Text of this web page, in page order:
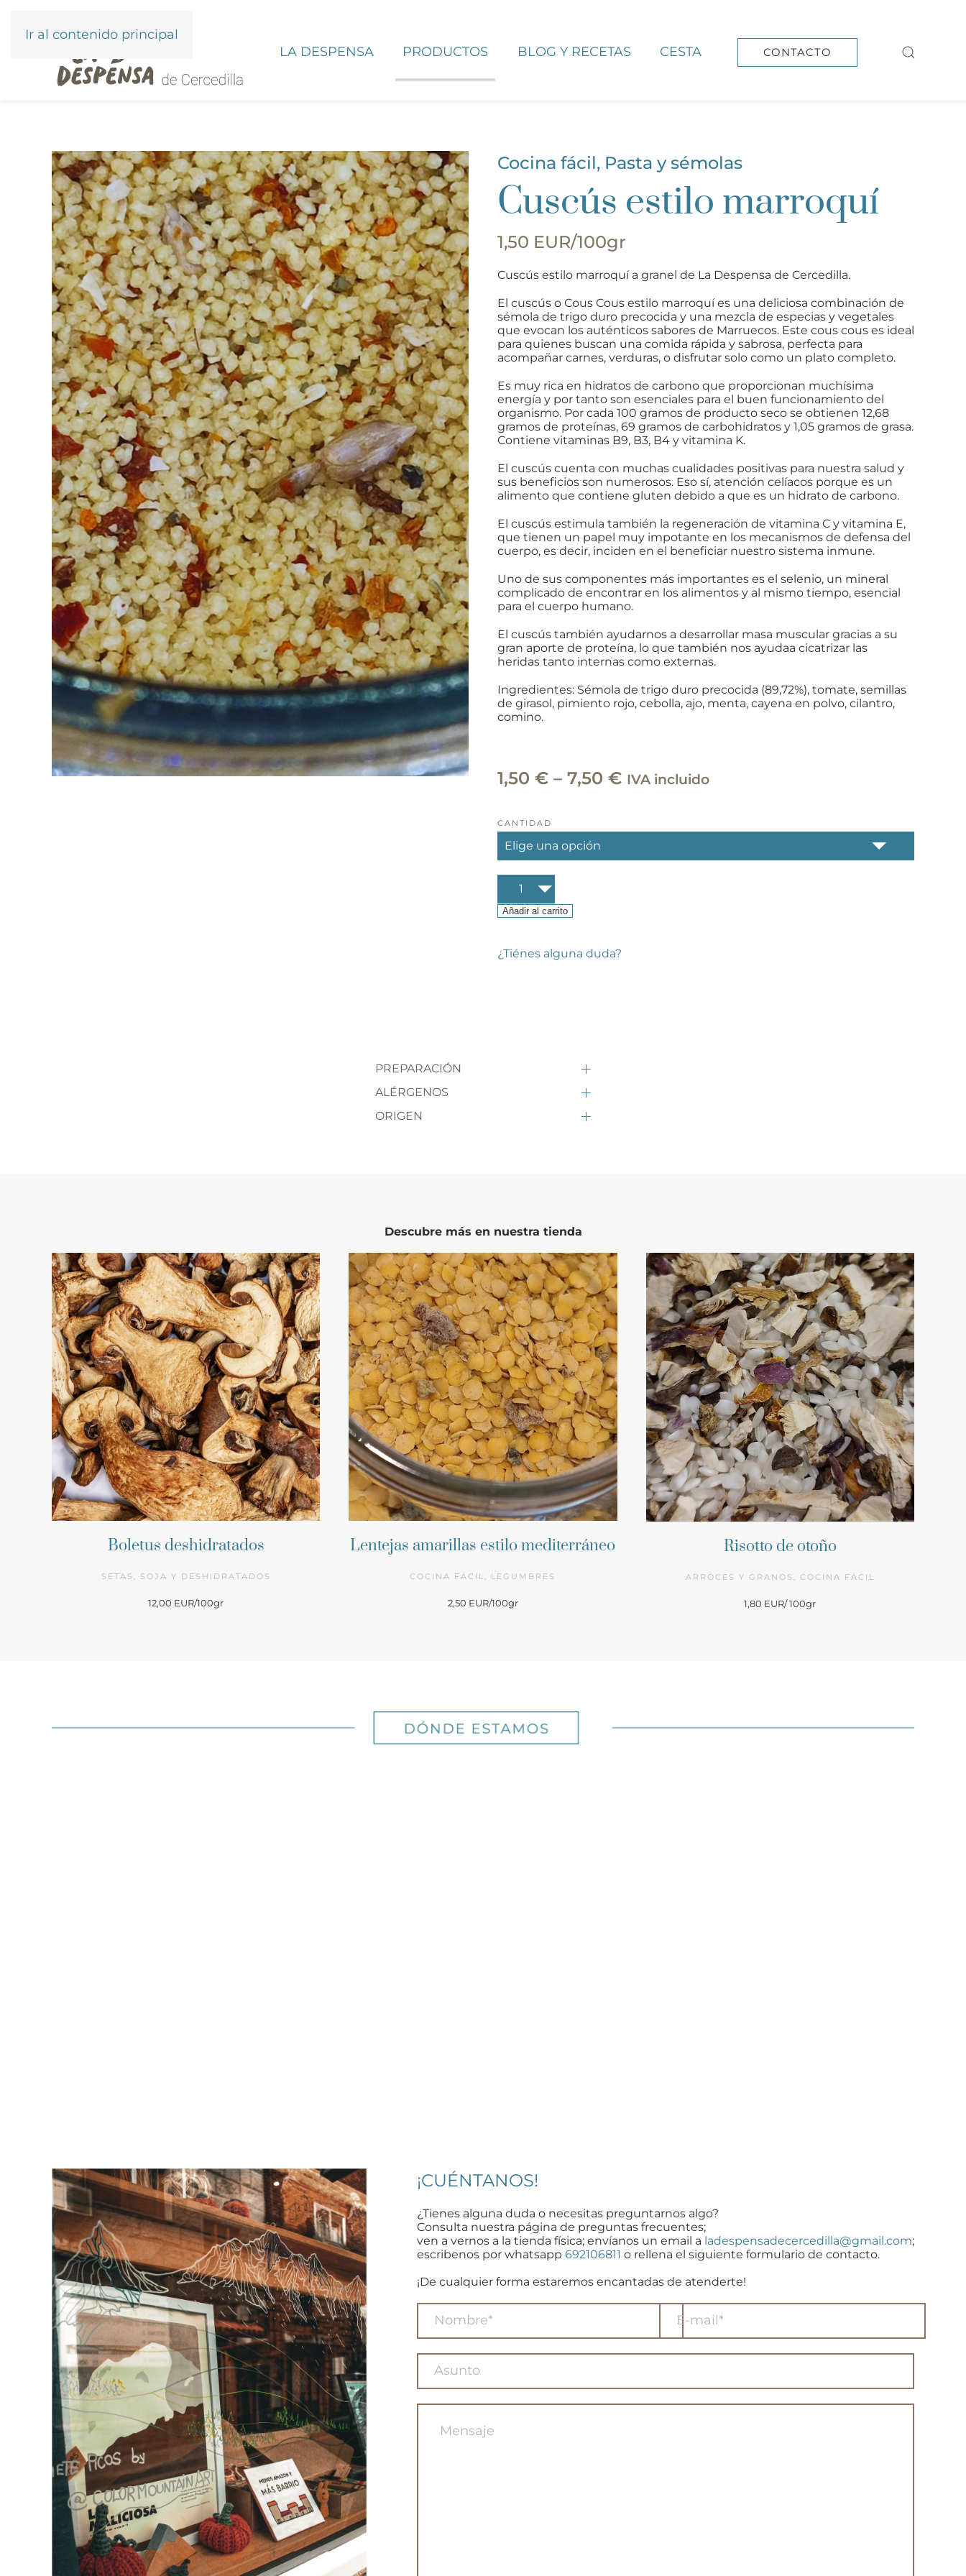
Ir al contenido principal
LA DESPENSA
PRODUCTOS BLOG Y RECETAS CESTA CONTACTO
Cocina fácil, Pasta y sémolas
Cuscús estilo marroquí
1,50 EUR/100gr
Cuscús estilo marroquí a granel de La Despensa de Cercedilla.
El cuscús o Cous Cous estilo marroquí es una deliciosa combinación de
sémola de trigo duro precocida y una mezcla de especias y vegetales
que evocan los auténticos sabores de Marruecos. Este cous cous es ideal
para quienes buscan una comida rápida y sabrosa, perfecta para
acompañar carnes, verduras, o disfrutar solo como un plato completo.
Es muy rica en hidratos de carbono que proporcionan muchísima
energía y por tanto son esenciales para el buen funcionamiento del
organismo. Por cada 100 gramos de producto seco se obtienen 12,68
gramos de proteínas, 69 gramos de carbohidratos y 1,05 gramos de grasa.
Contiene vitaminas B9, B3, B4 y vitamina K.
El cuscús cuenta con muchas cualidades positivas para nuestra salud y
sus beneficios son numerosos. Eso sí, atención celíacos porque es un
alimento que contiene gluten debido a que es un hidrato de carbono.
El cuscús estimula también la regeneración de vitamina C y vitamina E,
que tienen un papel muy impotante en los mecanismos de defensa del
cuerpo, es decir, inciden en el beneficiar nuestro sistema inmune.
Uno de sus componentes más importantes es el selenio, un mineral
complicado de encontrar en los alimentos y al mismo tiempo, esencial
para el cuerpo humano.
El cuscús también ayudarnos a desarrollar masa muscular gracias a su
gran aporte de proteína, lo que también nos ayudaa cicatrizar las
heridas tanto internas como externas.
Ingredientes: Sémola de trigo duro precocida (89,72%), tomate, semillas
de girasol, pimiento rojo, cebolla, ajo, menta, cayena en polvo, cilantro,
comino.
1,50 € – 7,50 €Rango
IVA incluido
CANTIDAD
Cuscús
estilo
marroquí
cantidad
Añadir al carrito
¿Tiénes alguna duda?
PREPARACIÓN
ALÉRGENOS
ORIGEN
Descubre más en nuestra tienda
Boletus deshidratados
SETAS, SOJA Y DESHIDRATADOS
12,00 EUR/100gr
Lentejas amarillas estilo mediterráneo
COCINA FÁCIL, LEGUMBRES
2,50 EUR/100gr
Risotto de otoño
ARROCES Y GRANOS, COCINA FÁCIL
1,80 EUR/ 100gr
¡CUÉNTANOS!
¿Tienes alguna duda o necesitas preguntarnos algo?
Consulta nuestra página de preguntas frecuentes;
ven a vernos a la tienda física; envíanos un email a ladespensadecercedilla@gmail.com;
escribenos por whatsapp 692106811 o rellena el siguiente formulario de contacto.
¡De cualquier forma estaremos encantadas de atenderte!